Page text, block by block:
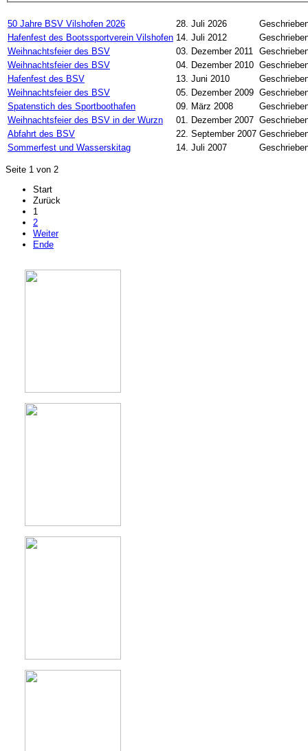
50 Jahre BSV Vilshofen 2026 28. Juli 2026
Hafenfest des Bootssportverein Vilshofen 14. Juli 2012
Weihnachtsfeier des BSV
03. Dezember 2011
Weihnachtsfeier des BSV
04. Dezember 2010
Hafenfest des BSV
13. Juni 2010
Weihnachtsfeier des BSV
05. Dezember 2009
Spatenstich des Sportboothafen
09. März 2008
Weihnachtsfeier des BSV in der Wurzn
01. Dezember 2007
Abfahrt des BSV
22. September 2007
Sommerfest und Wasserskitag
14. Juli 2007
Seite 1 von 2
Start
Zurück
1
2
Weiter
Ende